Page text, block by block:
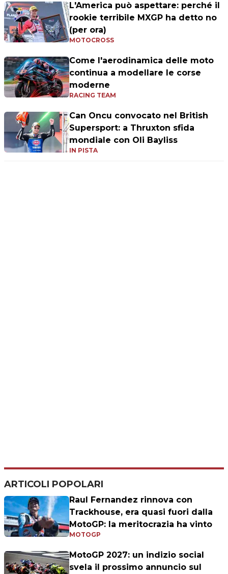
L'America può aspettare: perché il
rookie terribile MXGP ha detto no
(per ora)
MOTOCROSS
Come l'aerodinamica delle moto
continua a modellare le corse
moderne
RACING TEAM
Can Oncu convocato nel British
Supersport: a Thruxton sfida
mondiale con Oli Bayliss
IN PISTA
ARTICOLI POPOLARI
Raul Fernandez rinnova con
Trackhouse, era quasi fuori dalla
MotoGP: la meritocrazia ha vinto
MOTOGP
MotoGP 2027: un indizio social
svela il prossimo annuncio sul